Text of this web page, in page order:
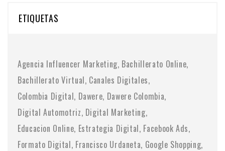
ETIQUETAS
Agencia Influencer Marketing Bachillerato Online
Bachillerato Virtual Canales Digitales
Colombia Digital Dawere Dawere Colombia
Digital Automotriz Digital Marketing
Educacion Online Estrategia Digital Facebook Ads
Formato Digital Francisco Urdaneta Google Shopping